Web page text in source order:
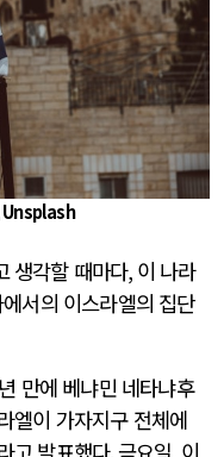
생각할 때마다, 이 나라
서의 이스라엘의 집단
년 만에 베냐민 네타냐후
엘이 가자지구 전체에